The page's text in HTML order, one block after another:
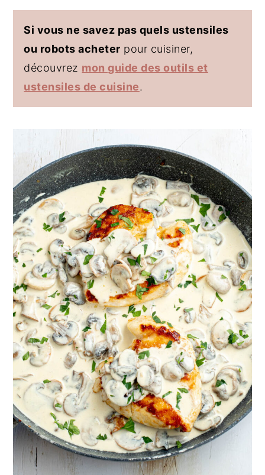
Si vous ne savez pas quels ustensiles
ou robots acheter pour cuisiner,
découvrez mon guide des outils et
ustensiles de cuisine.